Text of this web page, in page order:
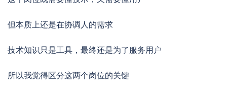
但本质上还是在协调人的需求
技术知识只是工具，最终还是为了服务用户
所以我觉得区分这两个岗位的关键